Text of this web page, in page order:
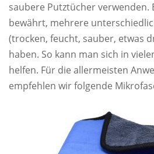
saubere Putztücher verwenden.
bewährt, mehrere
(trocken, feucht, sauber, etwas
haben. So kann man sich in
helfen. Für die allermeisten
empfehlen wir folgende